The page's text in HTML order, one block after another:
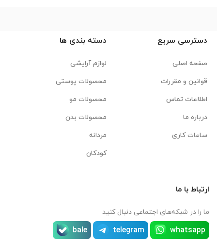
دسترسی سریع
صفحه اصلی
قوانین و مقررات
اطلاعات تماس
درباره ما
ساعات کاری
دسته بندی ها
لوازم آرایشی
محصولات پوستی
محصولات مو
محصولات بدن
مردانه
کودکان
ارتباط با ما
ما را در شبکه‌های اجتماعی دنبال کنید
whatsapp
telegram
bale